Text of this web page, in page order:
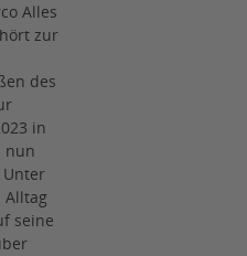
Alles
zur
des
in
nun
Alltag
seine